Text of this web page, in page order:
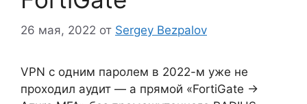
26 мая, 2022 от Sergey Bezpalov
VPN с одним паролем в 2022-м уже не
проходил аудит — а прямой «FortiGate →